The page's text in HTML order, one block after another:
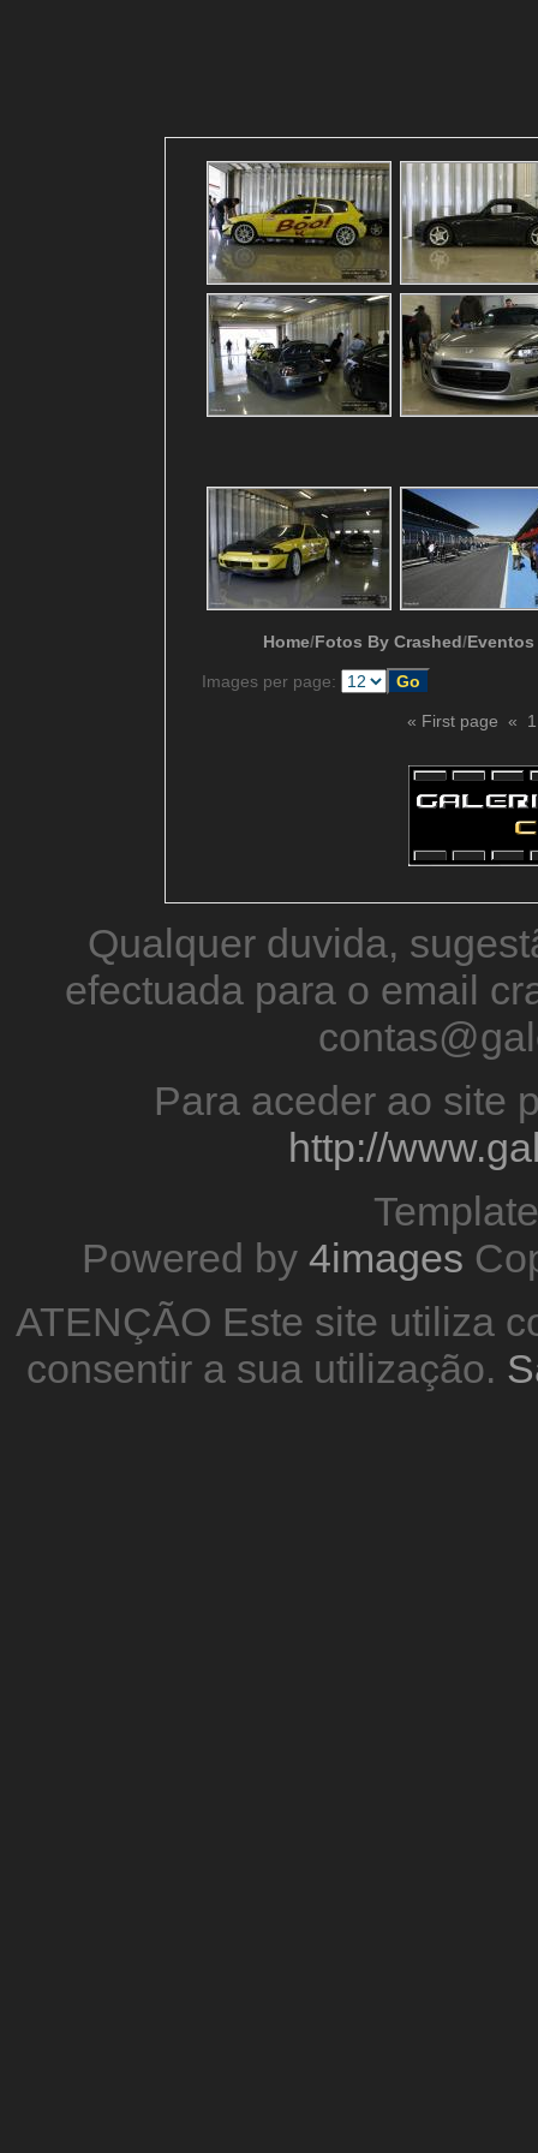
Home/Fotos By Crashed/Eventos
Images per page:
« First page « 1
Qualquer duvida,
efectuada para o email
Para aceder ao site
http://
Powered by 4images
ATENÇÃO Este site utiliza
consentir a sua utilização.